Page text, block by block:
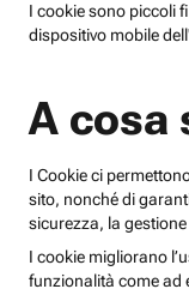
I cookie sono piccoli
dispositivo mobile
A cosa
I Cookie ci
sito, nonché di
sicurezza, la gestione
I cookie migliorano
funzionalità come ad